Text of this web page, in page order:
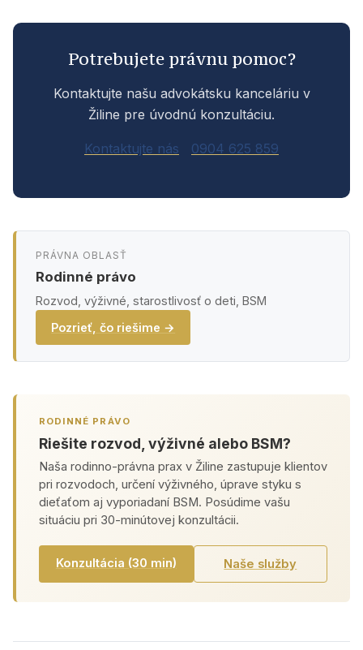
Potrebujete právnu pomoc?
Kontaktujte našu advokátsku kanceláriu v
Žiline pre úvodnú konzultáciu.
Kontaktujte nás 0904 625 859
PRÁVNA OBLASŤ
Rodinné právo
Rozvod, výživné, starostlivosť o deti, BSM
Pozrieť, čo riešime →
RODINNÉ PRÁVO
Riešite rozvod, výživné alebo BSM?
Naša rodinno-právna prax v Žiline zastupuje klientov
pri rozvodoch, určení výživného, úprave styku s
dieťaťom aj vyporiadaní BSM. Posúdime vašu
situáciu pri 30-minútovej konzultácii.
Konzultácia (30 min) Naše služby